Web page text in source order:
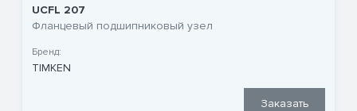
UCFL 207
Фланцевый подшипниковый узел
Бренд:
TIMKEN
Заказать